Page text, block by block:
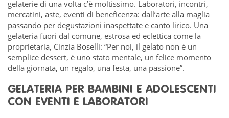
gelaterie di una volta c’è moltissimo. Laboratori, incontri,
mercatini, aste, eventi di beneficenza: dall’arte alla maglia
passando per degustazioni inaspettate e canto lirico. Una
gelateria fuori dal comune, estrosa ed eclettica come la
proprietaria, Cinzia Boselli: “Per noi, il gelato non è un
semplice dessert, è uno stato mentale, un felice momento
della giornata, un regalo, una festa, una passione”.
GELATERIA PER BAMBINI E ADOLESCENTI
CON EVENTI E LABORATORI